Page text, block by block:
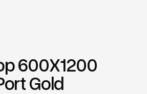
600X1200
Gold